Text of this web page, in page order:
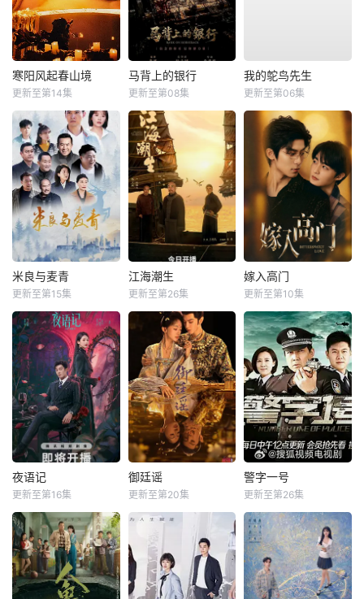
寒阳风起春山境
更新至第14集
马背上的银行
更新至第08集
我的鸵鸟先生
更新至第06集
米良与麦青
更新至第15集
江海潮生
更新至第26集
嫁入高门
更新至第10集
夜语记
更新至第16集
御廷谣
更新至第20集
警字一号
更新至第26集